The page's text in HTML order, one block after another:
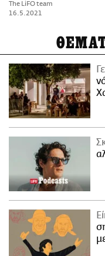
The LiFO team
16.5.2021